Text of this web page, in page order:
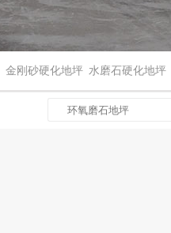
金刚砂硬化地坪 水磨石硬化地坪